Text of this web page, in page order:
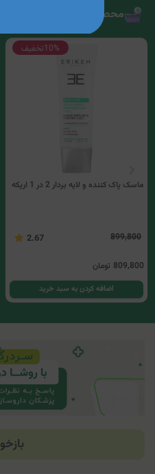
محصولات مرتبط
10%تخفیف
ماسک پاک کننده و لایه بردار 2 در 1 اریکه
899,800
2.67
809,800 تومان
اضافه کردن به سبد خرید